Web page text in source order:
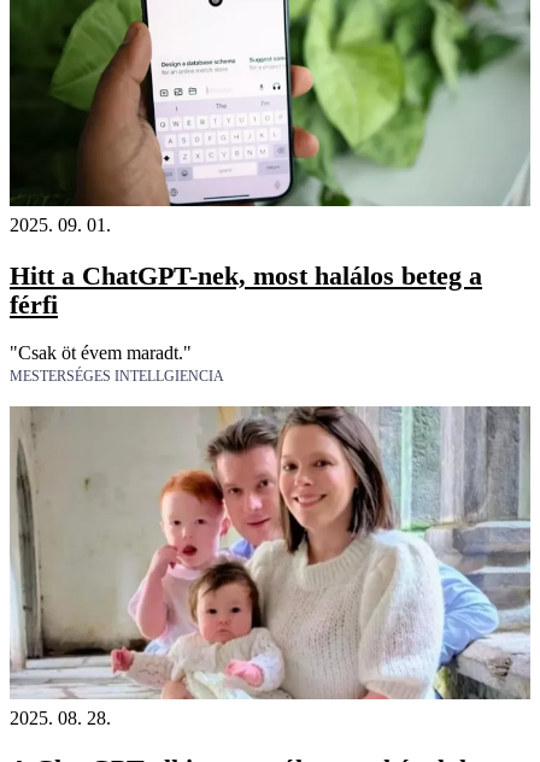
2025. 09. 01.
Hitt a ChatGPT-nek, most halálos beteg a
férfi
"Csak öt évem maradt."
MESTERSÉGES INTELLGIENCIA
2025. 08. 28.